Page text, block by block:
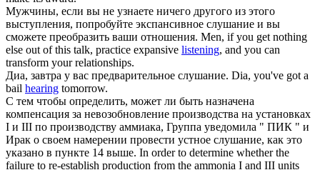
Мужчины, если вы не узнаете ничего другого из этого
выступления, попробуйте экспансивное слушание и вы
сможете преобразить ваши отношения. Men, if you get nothing
else out of this talk, practice expansive listening, and you can
transform your relationships.
Диа, завтра у вас предварительное слушание. Dia, you've got a
bail hearing tomorrow.
С тем чтобы определить, может ли быть назначена
компенсация за невозобновление производства на установках
I и III по производству аммиака, Группа уведомила " ПИК " и
Ирак о своем намерении провести устное слушание, как это
указано в пункте 14 выше. In order to determine whether the
failure to re-establish production from the ammonia I and III units